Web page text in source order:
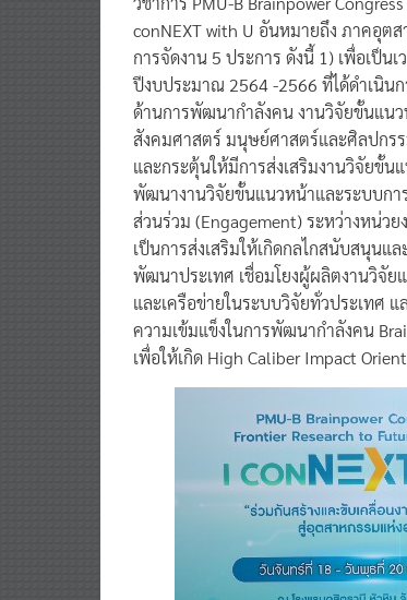
conNEXT with U อันหมายถึง ภาคอุต
การจัดงาน 5 ประการ ดังนี้ 1) เพื่อเป็น
ปีงบประมาณ 2564 -2566 ที่ได้ดำเนินก
ด้านการพัฒนากำลังคน งานวิจัยขั้นแน
สังคมศาสตร์ มนุษย์ศาสตร์และศิลปกร
และกระตุ้นให้มีการส่งเสริมงานวิจัยขั้
พัฒนางานวิจัยขั้นแนวหน้าและระบบกา
ส่วนร่วม (Engagement) ระหว่างหน่ว
เป็นการส่งเสริมให้เกิดกลไกสนับสนุนแ
พัฒนาประเทศ เชื่อมโยงผู้ผลิตงานวิจัย
และเครือข่ายในระบบวิจัยทั่วประเทศ แ
ความเข้มแข็งในการพัฒนากำลังคน
เพื่อให้เกิด High Caliber Impact